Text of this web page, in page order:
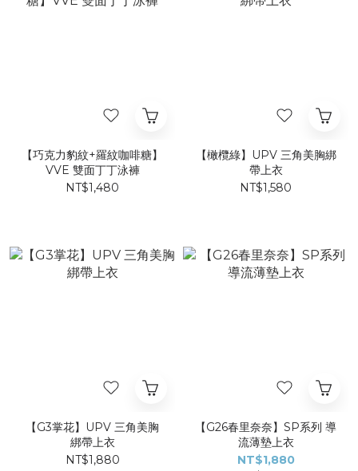
【巧克力豹紋+羅紋咖啡糖】
VVE 雙面丁丁泳褲
NT$1,480
【橄欖綠】UPV 三角美胸綁
帶上衣
NT$1,580
【G3掌花】UPV 三角美胸
綁帶上衣
NT$1,880
【G26春里奈奈】SP系列 導
流薄墊上衣
NT$1,880